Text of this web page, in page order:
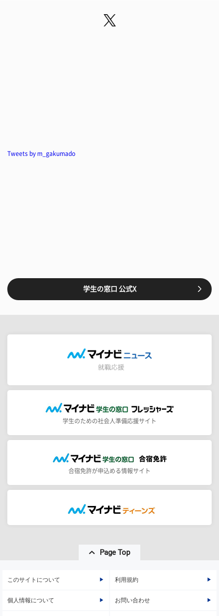
Tweets by m_gakumado
学生の窓口 公式X
学生のための社会人準備応援サイト
合宿免許が申込める情報サイト
Page Top
このサイトについて 利用規約
個人情報について お問い合わせ